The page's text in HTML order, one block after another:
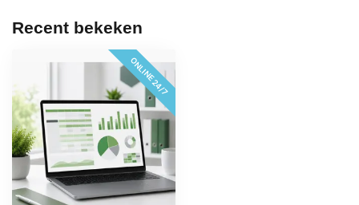
Recent bekeken
ONLINE 24/7